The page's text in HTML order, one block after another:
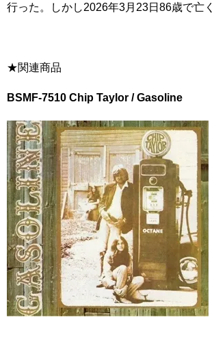
行った。しかし2026年3月23日86歳で亡く
★関連商品
BSMF-7510 Chip Taylor / Gasoline